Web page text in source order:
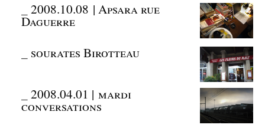
_2008.10.08 | Apsara rue
Daguerre
sourates Birotteau
_2008.04.01 | mardi
conversations